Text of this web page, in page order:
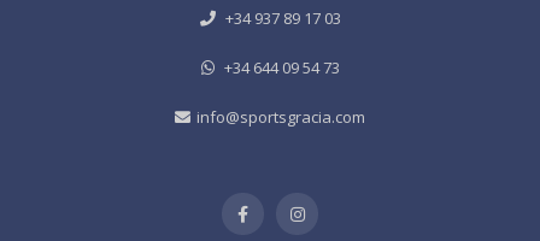
+34 937 89 17 03
+34 644 09 54 73
info@sportsgracia.com